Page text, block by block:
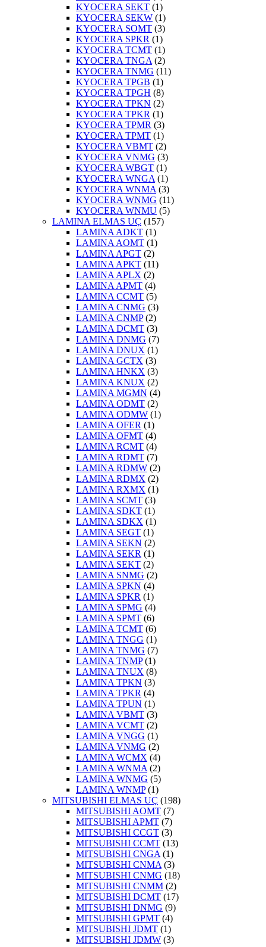
KYOCERA SEKT (1)
KYOCERA SEKW (1)
KYOCERA SOMT (3)
KYOCERA SPKR (1)
KYOCERA TCMT (1)
KYOCERA TNGA (2)
KYOCERA TNMG (11)
KYOCERA TPGB (1)
KYOCERA TPGH (8)
KYOCERA TPKN (2)
KYOCERA TPKR (1)
KYOCERA TPMR (3)
KYOCERA TPMT (1)
KYOCERA VBMT (2)
KYOCERA VNMG (3)
KYOCERA WBGT (1)
KYOCERA WNGA (1)
KYOCERA WNMA (3)
KYOCERA WNMG (11)
KYOCERA WNMU (5)
LAMINA ELMAS UÇ (157)
LAMINA ADKT (1)
LAMINA AOMT (1)
LAMINA APGT (2)
LAMINA APKT (11)
LAMINA APLX (2)
LAMINA APMT (4)
LAMINA CCMT (5)
LAMINA CNMG (3)
LAMINA CNMP(2)
LAMINA DCMT (3)
LAMINA DNMG (7)
LAMINA DNUX (1)
LAMINA GCTX (3)
LAMINA HNKX (3)
LAMINA KNUX (2)
LAMINA MGMN (4)
LAMINA ODMT (2)
LAMINA ODMW (1)
LAMINA OFER (1)
LAMINA OFMT (4)
LAMINA RCMT (4)
LAMINA RDMT (7)
LAMINA RDMW (2)
LAMINA RDMX (2)
LAMINA RXMX (1)
LAMINA SCMT (3)
LAMINA SDKT (1)
LAMINA SDKX (1)
LAMINA SEGT (1)
LAMINA SEKN (2)
LAMINA SEKR (1)
LAMINA SEKT (2)
LAMINA SNMG (2)
LAMINA SPKN (4)
LAMINA SPKR (1)
LAMINA SPMG (4)
LAMINA SPMT (6)
LAMINA TCMT (6)
LAMINA TNGG (1)
LAMINA TNMG (7)
LAMINA TNMP(1)
LAMINA TNUX (8)
LAMINA TPKN (3)
LAMINA TPKR (4)
LAMINA TPUN (1)
LAMINA VBMT (3)
LAMINA VCMT (2)
LAMINA VNGG (1)
LAMINA VNMG (2)
LAMINA WCMX (4)
LAMINA WNMA (2)
LAMINA WNMG (5)
LAMINA WNMP(1)
MITSUBISHI ELMAS UÇ (198)
MITSUBISHI AOMT (7)
MITSUBISHI APMT (7)
MITSUBISHI CCGT (3)
MITSUBISHI CCMT (13)
MITSUBISHI CNGA (1)
MITSUBISHI CNMA (3)
MITSUBISHI CNMG (18)
MITSUBISHI CNMM (2)
MITSUBISHI DCMT (17)
MITSUBISHI DNMG (9)
MITSUBISHI GPMT (4)
MITSUBISHI JDMT (1)
MITSUBISHI JDMW (3)